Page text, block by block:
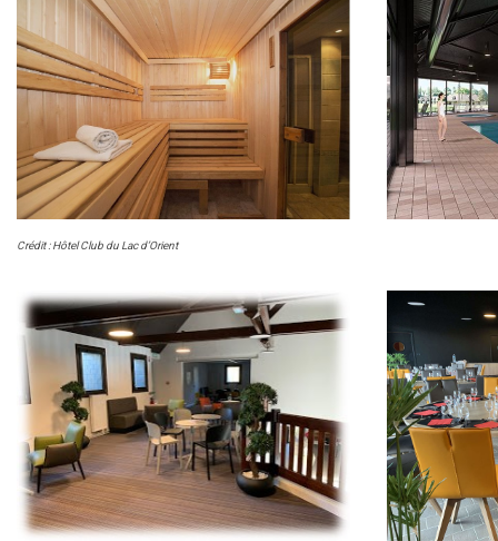
Crédit : Hôtel Club du Lac d’Orient